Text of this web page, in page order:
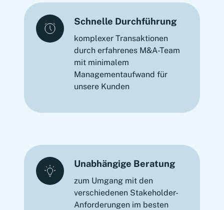
Schnelle Durchführung
komplexer Transaktionen
durch erfahrenes M&A-Team
mit minimalem
Managementaufwand für
unsere Kunden
Unabhängige Beratung
zum Umgang mit den
verschiedenen Stakeholder-
Anforderungen im besten